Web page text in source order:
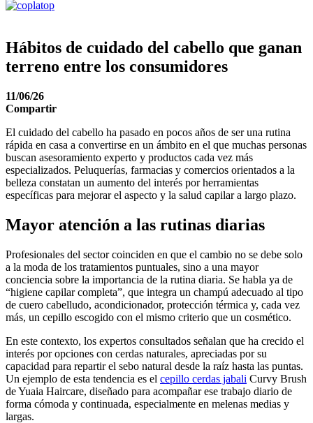
Hábitos de cuidado del cabello que ganan
terreno entre los consumidores
11/06/26
Compartir
El cuidado del cabello ha pasado en pocos años de ser una rutina
rápida en casa a convertirse en un ámbito en el que muchas personas
buscan asesoramiento experto y productos cada vez más
especializados. Peluquerías, farmacias y comercios orientados a la
belleza constatan un aumento del interés por herramientas
específicas para mejorar el aspecto y la salud capilar a largo plazo.
Mayor atención a las rutinas diarias
Profesionales del sector coinciden en que el cambio no se debe solo
a la moda de los tratamientos puntuales, sino a una mayor
conciencia sobre la importancia de la rutina diaria. Se habla ya de
“higiene capilar completa”, que integra un champú adecuado al tipo
de cuero cabelludo, acondicionador, protección térmica y, cada vez
más, un cepillo escogido con el mismo criterio que un cosmético.
En este contexto, los expertos consultados señalan que ha crecido el
interés por opciones con cerdas naturales, apreciadas por su
capacidad para repartir el sebo natural desde la raíz hasta las puntas.
Un ejemplo de esta tendencia es el cepillo cerdas jabali Curvy Brush
de Yuaia Haircare, diseñado para acompañar ese trabajo diario de
forma cómoda y continuada, especialmente en melenas medias y
largas.